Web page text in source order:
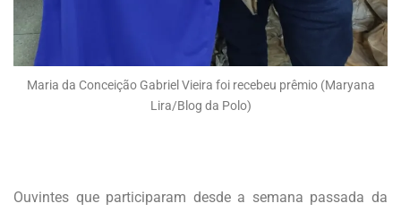
Maria da Conceição Gabriel Vieira foi recebeu prêmio (Maryana
Lira/Blog da Polo)
Ouvintes que participaram desde a semana passada da